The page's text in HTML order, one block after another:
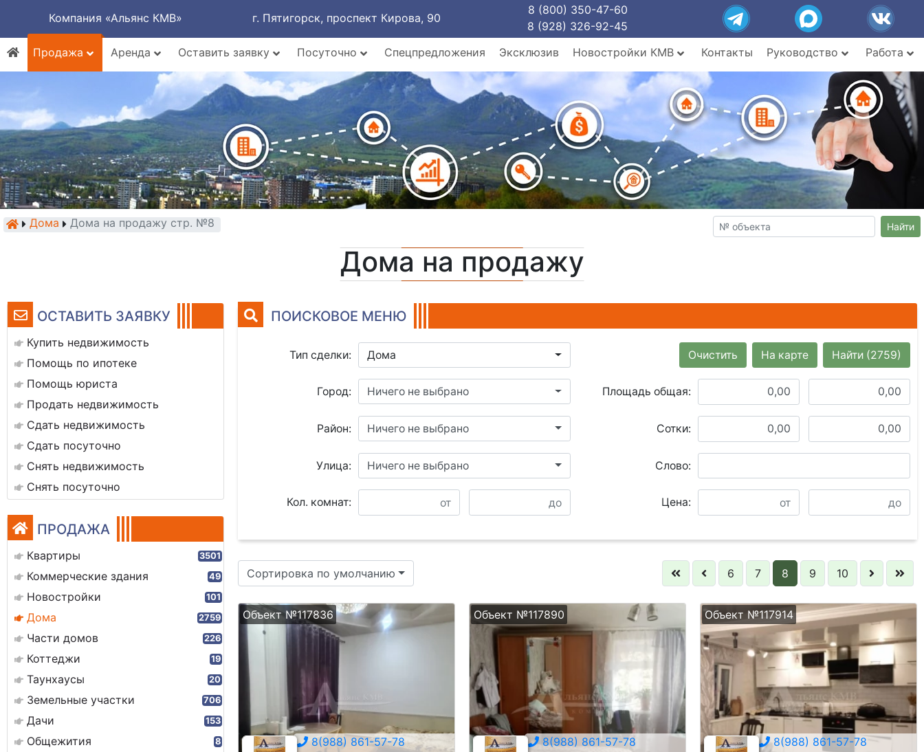
Компания «Альянс КМВ» г. Пятигорск, проспект Кирова, 90
8 (800) 350-47-60
8 (928) 326-92-45
Продажа
Аренда Оставить заявку Посуточно Спецпредложения Эксклюзив Новостройки КМВ Контакты Руководство Работа
Дома Дома на продажу стр. №8 Найти
Дома на продажу
ОСТАВИТЬ ЗАЯВКУ
Купить недвижимость
Помощь по ипотеке
Помощь юриста
Продать недвижимость
Сдать недвижимость
Сдать посуточно
Снять недвижимость
Снять посуточно
ПРОДАЖА
Квартиры 3501
Коммерческие здания 49
Новостройки 101
Дома 2759
Части домов 226
Коттеджи 19
Таунхаусы 20
Земельные участки 706
Дачи 153
Общежития 8
ПОИСКОВОЕ МЕНЮ
Тип сделки: Дома Найти (2759)
На карте
Очистить
Город: Ничего не выбрано Площадь общая:
Район: Ничего не выбрано Сотки:
Улица: Ничего не выбрано Слово:
Кол. комнат: Цена:
Сортировка по умолчанию 6 7 8 9 10
Объект №117836
8(988) 861-57-78
Объект №117890
8(988) 861-57-78
Объект №117914
8(988) 861-57-78